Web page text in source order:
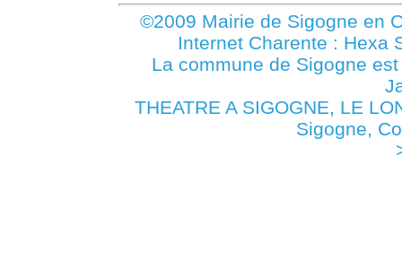
©2009 Mairie de Sigogne en
Internet Charente : Hexa
La commune de Sigogne
THEATRE A SIGOGNE, LE
Sigogne,